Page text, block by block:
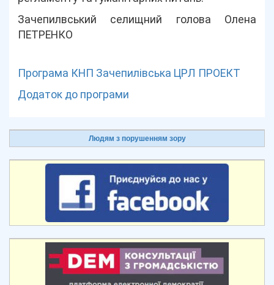
Зачепилвський селищний голова Олена
ПЕТРЕНКО
Програма КНП Зачепилівська ЦРЛ ПРОЕКТ
Додаток до програми
Людям з порушенням зору